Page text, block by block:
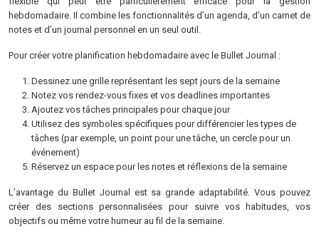
hebdomadaire. Il combine les fonctionnalités d’un agenda, d’un carnet de
notes et d’un journal personnel en un seul outil.
Pour créer votre planification hebdomadaire avec le Bullet Journal :
Dessinez une grille représentant les sept jours de la semaine
Notez vos rendez-vous fixes et vos deadlines importantes
Ajoutez vos tâches principales pour chaque jour
Utilisez des symboles spécifiques pour différencier les types de
tâches (par exemple, un point pour une tâche, un cercle pour un
événement)
Réservez un espace pour les notes et réflexions de la semaine
L’avantage du Bullet Journal est sa grande adaptabilité. Vous pouvez
créer des sections personnalisées pour suivre vos habitudes, vos
objectifs ou même votre humeur au fil de la semaine.